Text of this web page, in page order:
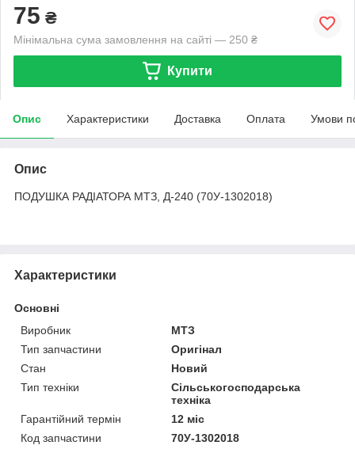
75 ₴
Мінімальна сума замовлення на сайті — 250 ₴
Купити
Опис Характеристики Доставка Оплата Умови
Опис
ПОДУШКА РАДІАТОРА МТЗ, Д-240 (70У-1302018)
Характеристики
Основні
Виробник
МТЗ
Тип запчастини
Оригінал
Стан
Новий
Тип техніки
Сільськогосподарська
техніка
Гарантійний термін
12 міс
Код запчастини
70У-1302018